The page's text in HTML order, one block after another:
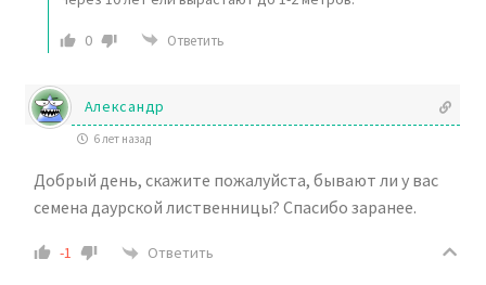
0 Ответить
Александр
6 лет назад
Добрый день, скажите пожалуйста, бывают ли у вас
семена даурской лиственницы? Спасибо заранее.
-1 Ответить